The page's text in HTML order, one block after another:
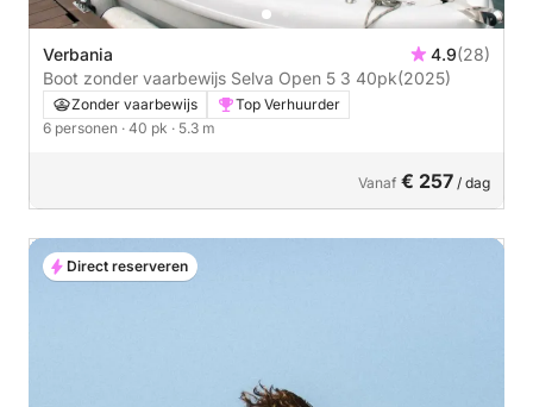
Verbania 4.9(28)
Boot zonder vaarbewijs Selva Open 5 3 40pk(2025)
Zonder vaarbewijs
Top Verhuurder
6 personen · 40 pk · 5.3 m
Vanaf € 257 / dag
Direct reserveren